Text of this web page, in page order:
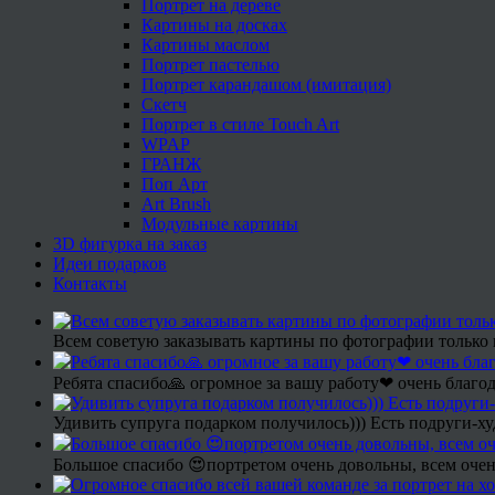
Портрет на дереве
Картины на досках
Картины маслом
Портрет пастелью
Портрет карандашом (имитация)
Скетч
Портрет в стиле Touch Art
WPAP
ГРАНЖ
Поп Арт
Art Brush
Модульные картины
3D фигурка на заказ
Идеи подарков
Контакты
Всем советую заказывать картины по фотографии только
Ребята спасибо🙏 огромное за вашу работу❤ очень
Удивить супруга подарком получилось))) Есть подруги-
Большое спасибо 😍портретом очень довольны, всем